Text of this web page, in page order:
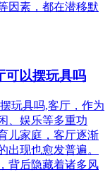
因素，都在潜移默
可以摆玩具吗
玩具吗,客厅，作为
、娱乐等多重功
儿家庭，客厅逐渐
出现也愈发普遍。
背后隐藏着诸多风